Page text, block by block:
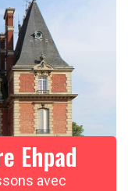
Ehpad
avec